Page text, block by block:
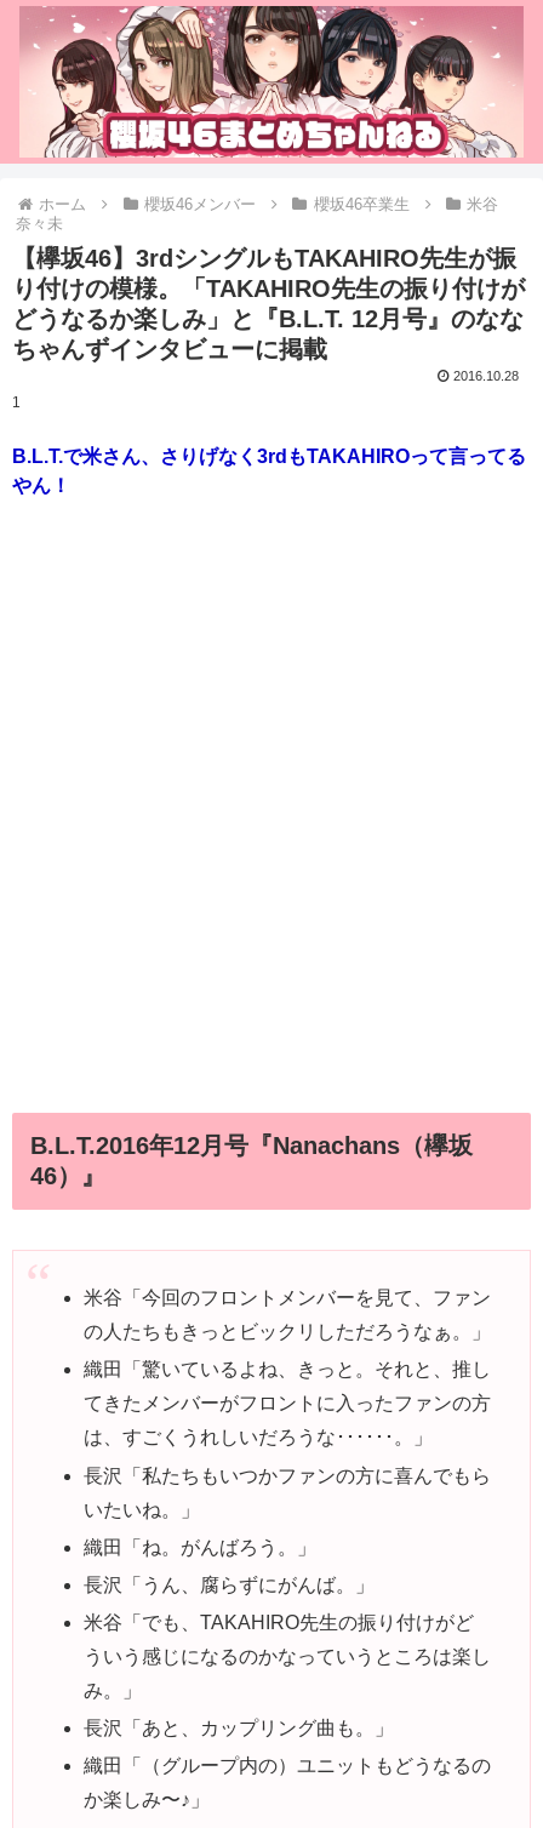
ホーム 櫻坂46メンバー 櫻坂46卒業生
米谷
奈々未
【欅坂46】3rdシングルもTAKAHIRO先生が振
り付けの模様。「TAKAHIRO先生の振り付けが
どうなるか楽しみ」と『B.L.T. 12月号』のなな
ちゃんずインタビューに掲載
2016.10.28
1
B.L.T.で米さん、さりげなく3rdもTAKAHIROって言ってる
やん！
B.L.T.2016年12月号『Nanachans（欅坂
46）』
米谷 「今回のフロントメンバーを見て、ファン
の人たちもきっとビックリしただろうなぁ。」
織田
「驚いているよね、きっと。それと、推し
てきたメンバーがフロントに入ったファンの方
は、すごくうれしいだろうな･･････。」
長沢
「私たちもいつかファンの方に喜んでもら
いたいね。」
織田
「ね。がんばろう。」
長沢
「うん、腐らずにがんば。」
米谷 「 でも、TAKAHIRO先生の振り付けがど
ういう感じになるのかなっていうところは楽し
み。
」
長沢
「あと、カップリング曲も。」
織田
「（グループ内の）ユニットもどうなるの
か楽しみ〜♪」